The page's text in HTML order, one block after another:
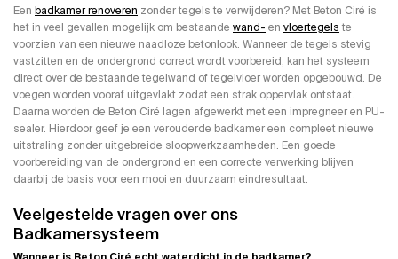
Een badkamer renoveren zonder tegels te verwijderen? Met Beton Ciré is
het in veel gevallen mogelijk om bestaande wand- en vloertegelste
voorzien van een nieuwe naadloze betonlook. Wanneer de tegels stevig
vastzitten en de ondergrond correct wordt voorbereid, kan het systeem
direct over de bestaande tegelwand of tegelvloer worden opgebouwd. De
voegen worden vooraf uitgevlakt zodat een strak oppervlak ontstaat.
Daarna worden de Beton Ciré lagen afgewerkt met een impregneer en PU-
sealer. Hierdoor geef je een verouderde badkamer een compleet nieuwe
uitstraling zonder uitgebreide sloopwerkzaamheden. Een goede
voorbereiding van de ondergrond en een correcte verwerking blijven
daarbij de basis voor een mooi en duurzaam eindresultaat.
Veelgestelde vragen over ons
Badkamersysteem